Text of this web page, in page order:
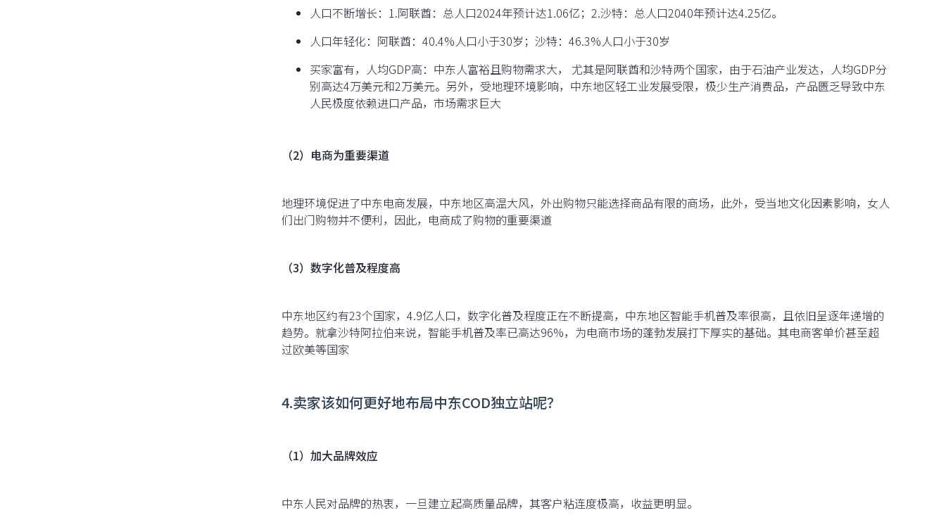
人口不断增长：1.阿联酋：总人口2024年预计达1.06亿；2.沙特：总人口2040年预计达4.25亿。
人口年轻化：阿联酋：40.4%人口小于30岁；沙特：46.3%人口小于30岁
买家富有，人均GDP高：中东人富裕且购物需求大， 尤其是阿联酋和沙特两个国家，由于石油产业发达，人均GDP分
别高达4万美元和2万美元。另外，受地理环境影响，中东地区轻工业发展受限，极少生产消费品，产品匮乏导致中东
人民极度依赖进口产品，市场需求巨大
（2）电商为重要渠道
地理环境促进了中东电商发展，中东地区高温大风，外出购物只能选择商品有限的商场，此外，受当地文化因素影响，女人
们出门购物并不便利，因此，电商成了购物的重要渠道
（3）数字化普及程度高
中东地区约有23个国家，4.9亿人口，数字化普及程度正在不断提高，中东地区智能手机普及率很高，且依旧呈逐年递增的
趋势。就拿沙特阿拉伯来说，智能手机普及率已高达96%，为电商市场的蓬勃发展打下厚实的基础。其电商客单价甚至超
过欧美等国家
4.卖家该如何更好地布局中东COD独立站呢？
（1）加大品牌效应
中东人民对品牌的热衷，一旦建立起高质量品牌，其客户粘连度极高，收益更明显。